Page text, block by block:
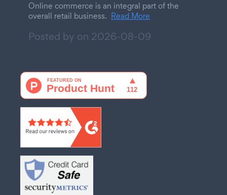
Online commerce is an integral part of the
overall retail business. Read More
Posted by on 2026-08-09